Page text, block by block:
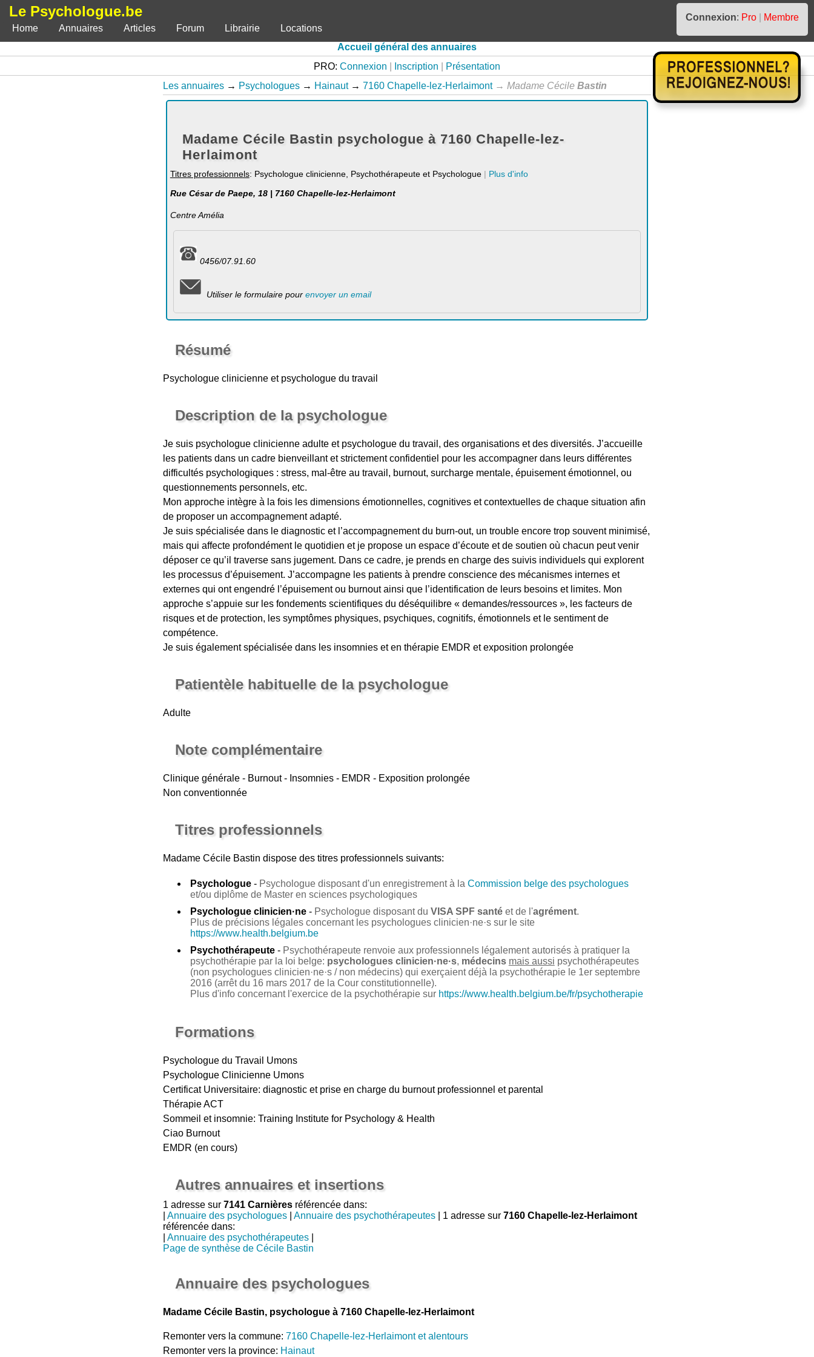
Le Psychologue.be Connexion: Pro
Membre
Home
Annuaires Articles Forum Librairie
Locations
Accueil général des annuaires
PRO: Connexion Inscription
Présentation
Les annuaires → Psychologues → Hainaut → 7160 Chapelle-lez-Herlaimont → Madame Cécile Bastin
Madame Cécile Bastin psychologue à 7160 Chapelle-lez-
Herlaimont
Titres professionnels: Psychologue clinicienne, Psychothérapeute et Psychologue | Plus d'info
Rue César de Paepe, 18 | 7160 Chapelle-lez-Herlaimont
Centre Amélia
0456/07.91.60
Utiliser le formulaire pourenvoyer un email
Résumé
Psychologue clinicienne et psychologue du travail
Description de la psychologue
Je suis psychologue clinicienne adulte et psychologue du travail, des organisations et des diversités. J’accueille
les patients dans un cadre bienveillant et strictement confidentiel pour les accompagner dans leurs différentes
difficultés psychologiques : stress, mal-être au travail, burnout, surcharge mentale, épuisement émotionnel, ou
questionnements personnels, etc.
Mon approche intègre à la fois les dimensions émotionnelles, cognitives et contextuelles de chaque situation afin
de proposer un accompagnement adapté.
Je suis spécialisée dans le diagnostic et l’accompagnement du burn-out, un trouble encore trop souvent minimisé,
mais qui affecte profondément le quotidien et je propose un espace d’écoute et de soutien où chacun peut venir
déposer ce qu’il traverse sans jugement. Dans ce cadre, je prends en charge des suivis individuels qui explorent
les processus d’épuisement. J’accompagne les patients à prendre conscience des mécanismes internes et
externes qui ont engendré l’épuisement ou burnout ainsi que l’identification de leurs besoins et limites. Mon
approche s’appuie sur les fondements scientifiques du déséquilibre « demandes/ressources », les facteurs de
risques et de protection, les symptômes physiques, psychiques, cognitifs, émotionnels et le sentiment de
compétence.
Je suis également spécialisée dans les insomnies et en thérapie EMDR et exposition prolongée
Patientèle habituelle de la psychologue
Adulte
Note complémentaire
Clinique générale - Burnout - Insomnies - EMDR - Exposition prolongée
Non conventionnée
Titres professionnels
Madame Cécile Bastin dispose des titres professionnels suivants:
Psychologue- Psychologue disposant d'un enregistrement à la Commission belge des psychologues
et/ou diplôme de Master en sciences psychologiques
Psychologue clinicien·ne- Psychologue disposant du VISA SPF santéet de l'agrément.
Plus de précisions légales concernant les psychologues clinicien·ne·s sur le site
https://www.health.belgium.be
Psychothérapeute- Psychothérapeute renvoie aux professionnels légalement autorisés à pratiquer la
psychothérapie par la loi belge: psychologues clinicien·ne·s, médecins mais aussi psychothérapeutes
(non psychologues clinicien·ne·s / non médecins) qui exerçaient déjà la psychothérapie le 1er septembre
2016 (arrêt du 16 mars 2017 de la Cour constitutionnelle).
Plus d'info concernant l'exercice de la psychothérapie sur https://www.health.belgium.be/fr/psychotherapie
Formations
Psychologue du Travail Umons
Psychologue Clinicienne Umons
Certificat Universitaire: diagnostic et prise en charge du burnout professionnel et parental
Thérapie ACT
Sommeil et insomnie: Training Institute for Psychology & Health
Ciao Burnout
EMDR (en cours)
Autres annuaires et insertions
1 adresse sur 7141 Carnièresréférencée dans:
Annuaire des psychologues| Annuaire des psychothérapeutes| 1 adresse sur 7160 Chapelle-lez-Herlaimont
référencée dans:
Annuaire des psychothérapeutes|
Page de synthèse de Cécile Bastin
Annuaire des psychologues
Madame Cécile Bastin, psychologue à 7160 Chapelle-lez-Herlaimont
Remonter vers la commune: 7160 Chapelle-lez-Herlaimont et alentours
Remonter vers la province: Hainaut